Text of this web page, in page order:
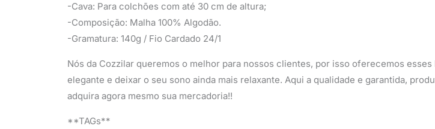
-Cava: Para colchões com até 30 cm de altura;
-Composição: Malha 100% Algodão.
-Gramatura: 140g / Fio Cardado 24/1
Nós da Cozzilar queremos o melhor para nossos clientes, por isso oferecemos
elegante e deixar o seu sono ainda mais relaxante. Aqui a qualidade e garantida,
adquira agora mesmo sua mercadoria!!
**TAGs**